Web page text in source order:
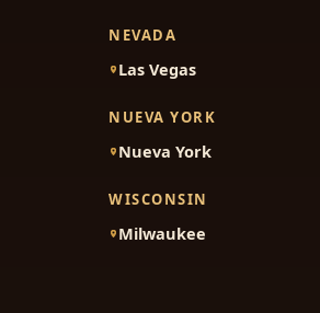
NEVADA
Las Vegas
NUEVA YORK
Nueva York
WISCONSIN
Milwaukee